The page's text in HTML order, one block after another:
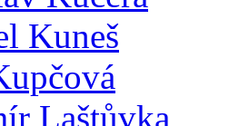
Kuneš
Laštůvka